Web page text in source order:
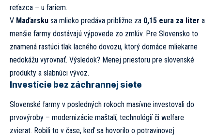
reťazca – u fariem.
V Maďarsku sa mlieko predáva približne za 0,15 eura za liter a
menšie farmy dostávajú výpovede zo zmlúv. Pre Slovensko to
znamená rastúci tlak lacného dovozu, ktorý domáce mliekarne
nedokážu vyrovnať. Výsledok? Menej priestoru pre slovenské
produkty a slabnúci vývoz.
Investície bez záchrannej siete
Slovenské farmy v posledných rokoch masívne investovali do
prvovýroby – modernizácie maštalí, technológií či welfare
zvierat. Robili to v čase, keď sa hovorilo o potravinovej